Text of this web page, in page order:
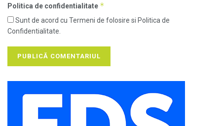
Politica de confidentialitate *
Sunt de acord cu Termeni de folosire si Politica de
Confidentialitate.